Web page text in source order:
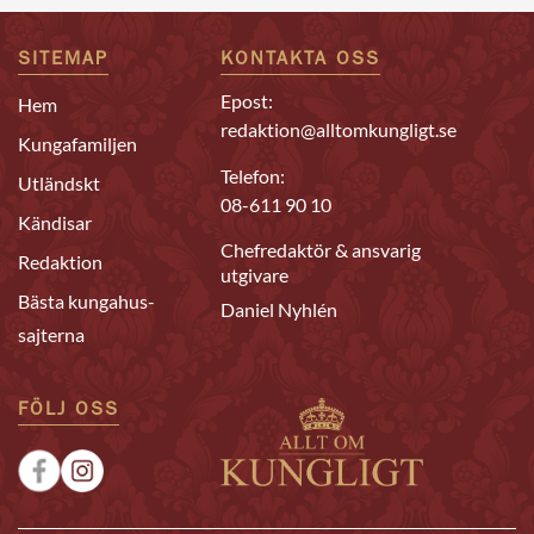
SITEMAP
Hem
Kungafamiljen
Utländskt
Kändisar
Redaktion
Bästa kungahus-
sajterna
KONTAKTA OSS
Epost:
redaktion@alltomkungligt.se
Telefon:
08-611 90 10
Chefredaktör & ansvarig
utgivare
Daniel Nyhlén
FÖLJ OSS